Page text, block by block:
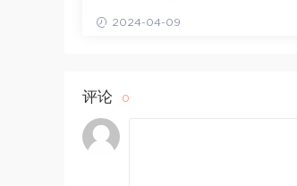
2024-04-09
评论 0